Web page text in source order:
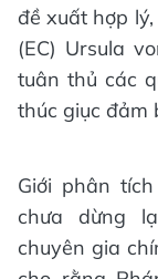
đề xuất hợp
(EC) Ursula
tuân thủ các
thúc giục đảm
Giới phân
chưa dừng
chuyên gia